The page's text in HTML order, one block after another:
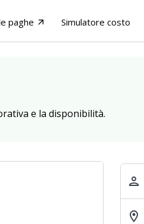
paghe arrow_outward Simulatore costo
e la disponibilità.
person
location_on